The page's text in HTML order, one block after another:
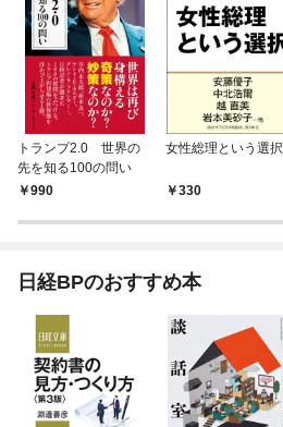
トランプ2.0 世界の
先を知る100の問い
990
女性総理という選択
330
日経BPのおすすめ本